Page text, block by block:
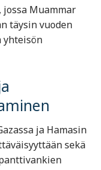
Muammar
täysin vuoden
yhteisön
ja Hamasin
sekä